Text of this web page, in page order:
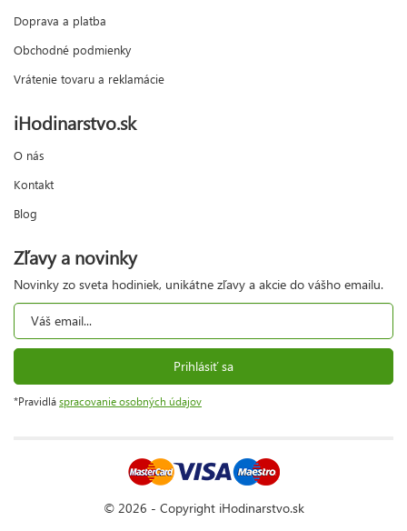
Doprava a platba
Obchodné podmienky
Vrátenie tovaru a reklamácie
iHodinarstvo.sk
O nás
Kontakt
Blog
Zľavy a novinky
Novinky zo sveta hodiniek, unikátne zľavy a akcie do vášho emailu.
Prihlásiť sa
*Pravidlá spracovanie osobných údajov
© 2026 - Copyright iHodinarstvo.sk